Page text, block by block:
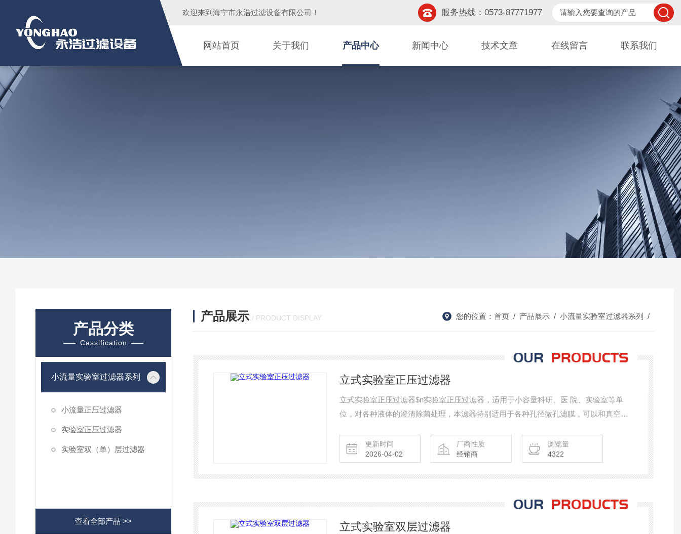
欢迎来到 海宁市永浩过滤设备有限公司 ！ 服务热线：0573-87771977
网站首页 关于我们 产品中心 新闻中心 技术文章 在线留言 联系我们
产品分类
Cassification
小流量实验室过滤器系列
小流量正压过滤器
实验室正压过滤器
实验室双（单）层过滤器
查看全部产品 >>
产品展示 / PRODUCT DISPLAY 您的位置： 首页 / 产品展示 / 小流量实验室过滤器系列 /
立式实验室正压过滤器
立式实验室正压过滤器$n实验室正压过滤器，适用于小容量科研、医 院、实验室等单
位，对各种液体的澄清除菌处理，本滤器特别适用于各种孔径微孔滤膜，可以和真空泵
是科研人员解决少量液体过滤化验的好帮手。
更新时间
2026-04-02
厂商性质
经销商
浏览量
4322
立式实验室双层过滤器